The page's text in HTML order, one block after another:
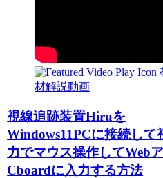
材解説動画
視線追跡装置Hiruを
Windows11PCに接続して
力でマウス操作してWeb
Cboardに入力する方法